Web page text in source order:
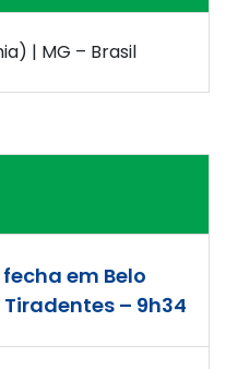
| MG – Brasil
em Belo
– 9h34